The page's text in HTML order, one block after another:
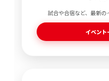
試合や合宿など、最新の
イベント